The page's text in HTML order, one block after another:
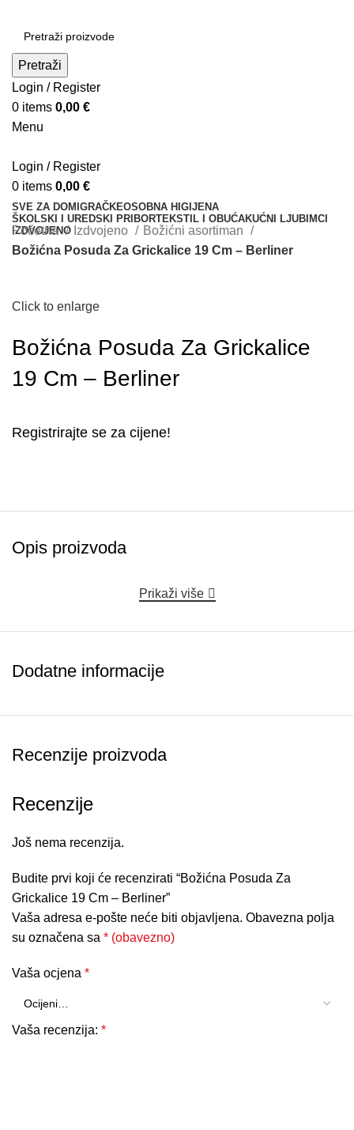
Pretraži
Login / Register
0 items 0,00 €
Menu
Login / Register
0 items 0,00 €
SVE ZA DOM IGRAČKEOSOBNA HIGIJENA
ŠKOLSKI I UREDSKI PRIBORTEKSTIL I OBUĆAKUĆNI LJUBIMCI
IZDVOJENO
Početna Izdvojeno
Božićni asortiman
Božićna Posuda Za Grickalice 19 Cm – Berliner
Click to enlarge
Božićna Posuda Za Grickalice
19 Cm – Berliner
Registrirajte se za cijene!
Opis proizvoda
Prikaži više
Dodatne informacije
Recenzije proizvoda
Recenzije
Još nema recenzija.
Budite prvi koji će recenzirati “Božićna Posuda Za
Grickalice 19 Cm – Berliner”
Vaša adresa e-pošte neće biti objavljena. Obavezna polja
su označena sa * (obavezno)
Vaša ocjena *
Vaša recenzija: *